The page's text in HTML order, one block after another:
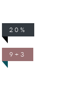
20%
9+3